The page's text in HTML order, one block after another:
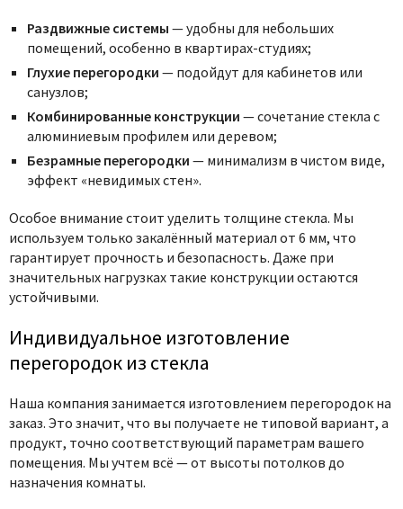
Раздвижные системы — удобны для небольших
помещений, особенно в квартирах-студиях;
Глухие перегородки — подойдут для кабинетов или
санузлов;
Комбинированные конструкции — сочетание стекла с
алюминиевым профилем или деревом;
Безрамные перегородки — минимализм в чистом виде,
эффект «невидимых стен».
Особое внимание стоит уделить толщине стекла. Мы
используем только закалённый материал от 6 мм, что
гарантирует прочность и безопасность. Даже при
значительных нагрузках такие конструкции остаются
устойчивыми.
Индивидуальное изготовление
перегородок из стекла
Наша компания занимается изготовлением перегородок на
заказ. Это значит, что вы получаете не типовой вариант, а
продукт, точно соответствующий параметрам вашего
помещения. Мы учтем всё — от высоты потолков до
назначения комнаты.